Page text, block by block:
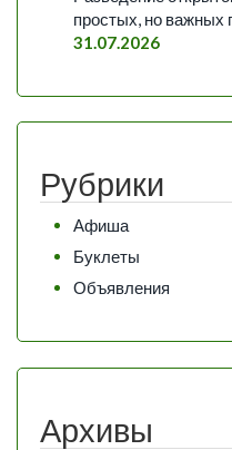
простых, но важных
31.07.2026
Рубрики
Афиша
Буклеты
Объявления
Архивы